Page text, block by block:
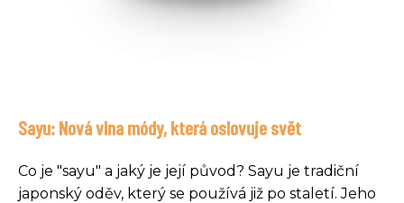
Sayu: Nová vlna módy, která oslovuje svět
Co je "sayu" a jaký je její původ? Sayu je tradiční
japonský oděv, který se používá již po staletí. Jeho